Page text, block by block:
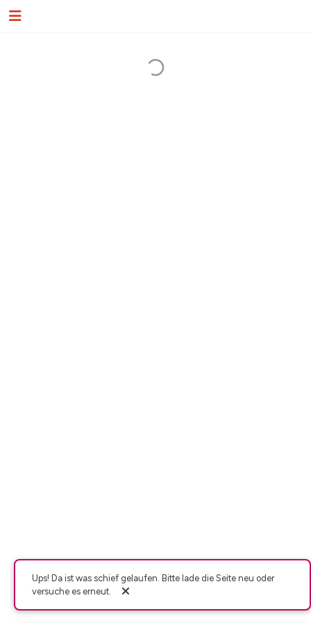
Ups! Da ist was schief gelaufen. Bitte lade die Seite neu oder
versuche es erneut.